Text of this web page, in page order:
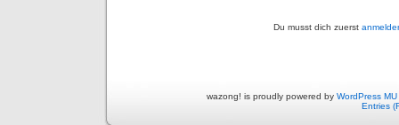
Du musst dich zuerst
wazong! is proudly powered by WordPress MU
Entries